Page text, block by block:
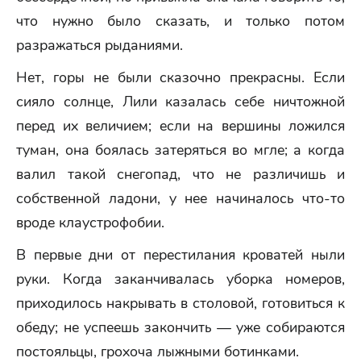
что нужно было сказать, и только потом
разражаться рыданиями.
Нет, горы не были сказочно прекрасны. Если
сияло солнце, Лили казалась себе ничтожной
перед их величием; если на вершины ложился
туман, она боялась затеряться во мгле; а когда
валил такой снегопад, что не различишь и
собственной ладони, у нее начиналось что-то
вроде клаустрофобии.
В первые дни от перестилания кроватей ныли
руки. Когда заканчивалась уборка номеров,
приходилось накрывать в столовой, готовиться к
обеду; не успеешь закончить — уже собираются
постояльцы, грохоча лыжными ботинками.